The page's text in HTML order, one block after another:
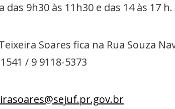
das 9h30 às 11h30 e das 14 às 17
Soares fica na Rua Souza
/ 9 9118-5373